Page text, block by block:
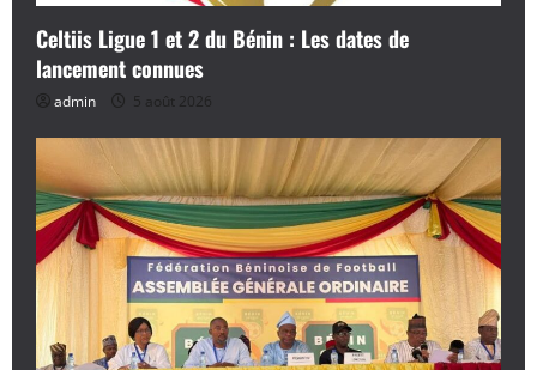
Celtiis Ligue 1 et 2 du Bénin : Les dates de
lancement connues
admin 5 août 2026